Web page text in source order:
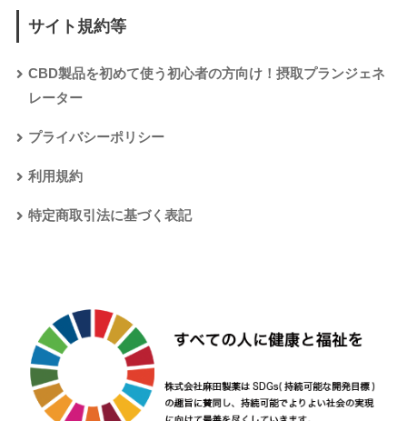
サイト規約等
CBD製品を初めて使う初心者の方向け！摂取プランジェネ
レーター
プライバシーポリシー
利用規約
特定商取引法に基づく表記